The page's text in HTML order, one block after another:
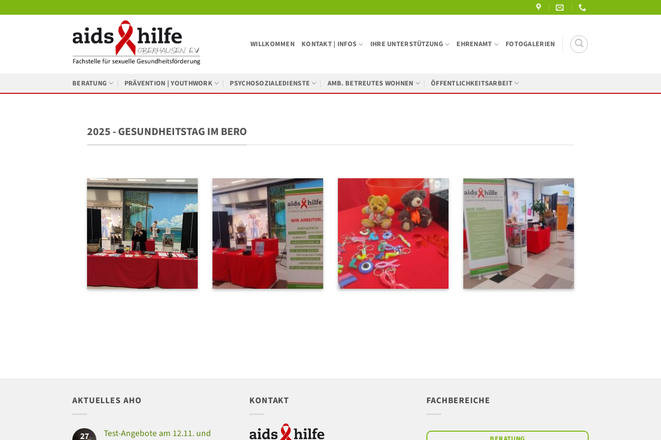
WILLKOMMEN KONTAKT | INFOS IHRE UNTERSTÜTZUNG EHRENAMT FOTOGALERIEN
BERATUNG PRÄVENTION | YOUTHWORK PSYCHOSOZIALEDIENSTE AMB. BETREUTES WOHNEN ÖFFENTLICHKEITSARBEIT
2025 - GESUNDHEITSTAG IM BERO
AKTUELLES AHO
27
Test-Angebote am 12.11. und
KONTAKT FACHBEREICHE